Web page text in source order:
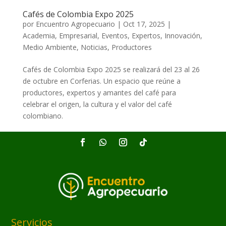
Cafés de Colombia Expo 2025
por Encuentro Agropecuario | Oct 17, 2025 |
Academia, Empresarial, Eventos, Expertos, Innovación,
Medio Ambiente, Noticias, Productores
Cafés de Colombia Expo 2025 se realizará del 23 al 26
de octubre en Corferias. Un espacio que reúne a
productores, expertos y amantes del café para
celebrar el origen, la cultura y el valor del café
colombiano.
Servicios